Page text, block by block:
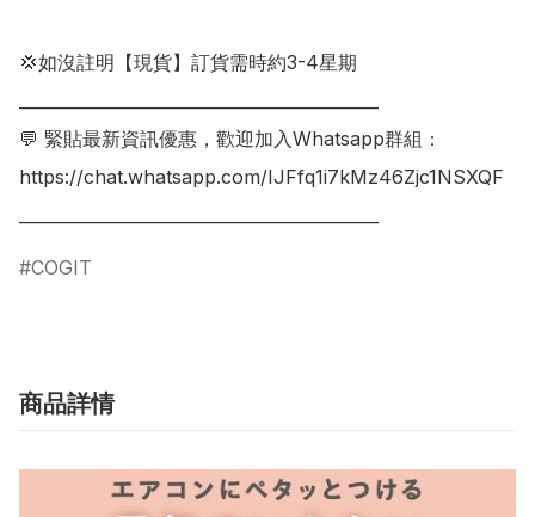
💢如沒註明【現貨】訂貨需時約3-4星期
💬 緊貼最新資訊優惠，歡迎加入Whatsapp群組：
https://chat.whatsapp.com/IJFfq1i7kMz46Zjc1NSXQF
COGIT
商品詳情